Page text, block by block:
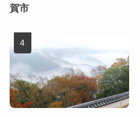
賀市